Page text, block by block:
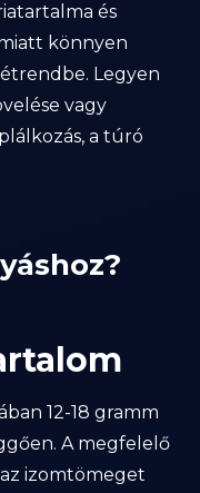
és
könnyen
Legyen
vagy
a túró
12-18 gramm
A megfelelő
izomtömeget